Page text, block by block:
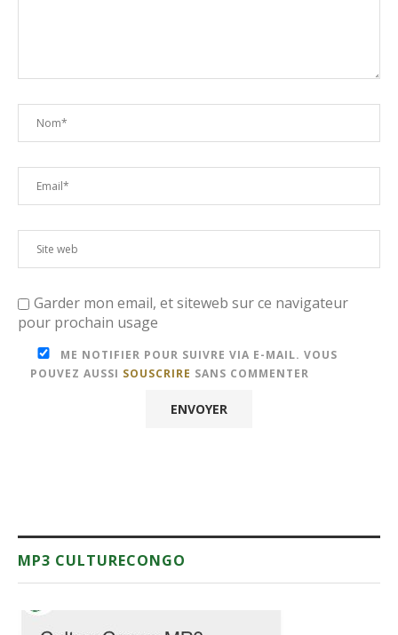
Garder mon email, et siteweb sur ce navigateur
pour prochain usage
ME NOTIFIER POUR SUIVRE VIA E-MAIL. VOUS
POUVEZ AUSSI SOUSCRIRE SANS COMMENTER
MP3 CULTURECONGO